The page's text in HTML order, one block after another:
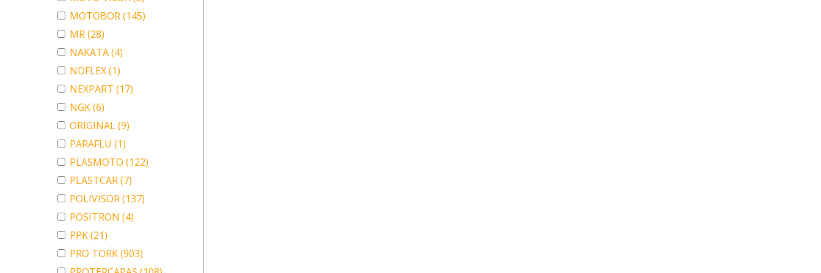
MOTOBOR(145)
MR(28)
NAKATA(4)
NDFLEX(1)
NEXPART (17)
NGK(6)
ORIGINAL(9)
PARAFLU (1)
PLASMOTO (122)
PLASTCAR(7)
POLIVISOR(137)
POSITRON (4)
PPK(21)
PRO TORK(903)